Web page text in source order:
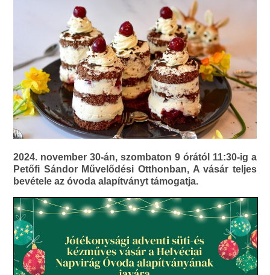
2024. november 30-án, szombaton 9 órától 11:30-ig a
Petőfi Sándor Művelődési Otthonban, A vásár teljes
bevétele az óvoda alapítványt támogatja.